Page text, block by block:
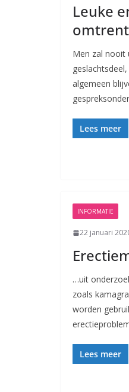
Leuke
Men zal nooit
algemeen
Lees meer
INFORMATIE
22 januari
…uit
zoals
worden
Lees meer